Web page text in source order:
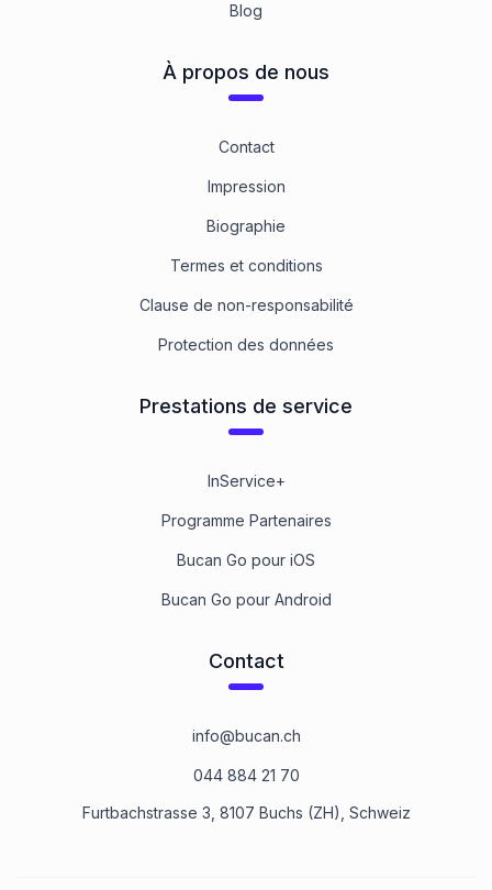
Blog
À propos de nous
Contact
Impression
Biographie
Termes et conditions
Clause de non-responsabilité
Protection des données
Prestations de service
InService+
Programme Partenaires
Bucan Go pour iOS
Bucan Go pour Android
Contact
info@bucan.ch
044 884 21 70
Furtbachstrasse 3, 8107 Buchs (ZH), Schweiz